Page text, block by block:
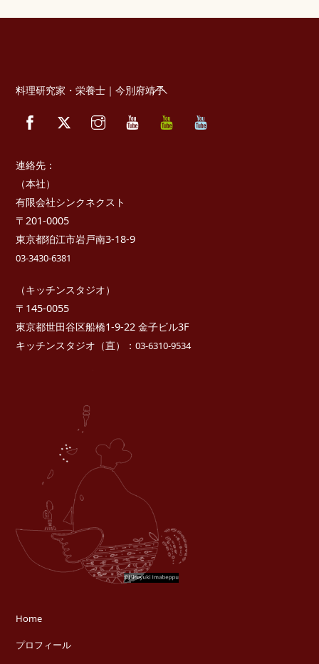
Back
Top
料理研究家・栄養士｜今別府靖子
FacebookTwitter InstagramYouTube
連絡先：
（本社）
有限会社シンクネクスト
〒201-0005
東京都狛江市岩戸南3-18-9
03-3430-6381
（キッチンスタジオ）
〒145-0055
東京都世田谷区船橋1-9-22 金子ビル3F
キッチンスタジオ（直）：03-6310-9534
Home
プロフィール